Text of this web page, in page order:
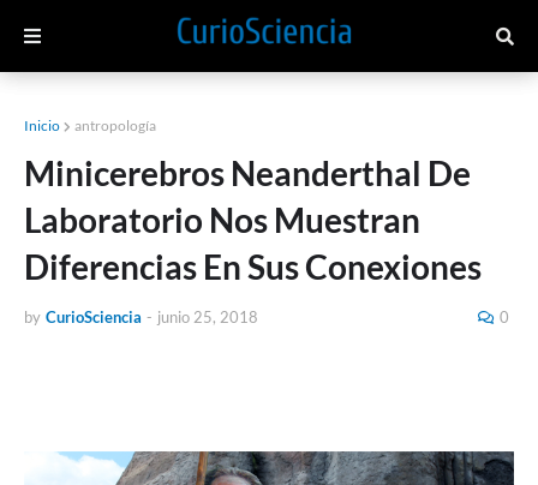
Inicio antropología
Minicerebros Neanderthal De
Laboratorio Nos Muestran
Diferencias En Sus Conexiones
by CurioSciencia - junio 25, 2018 0